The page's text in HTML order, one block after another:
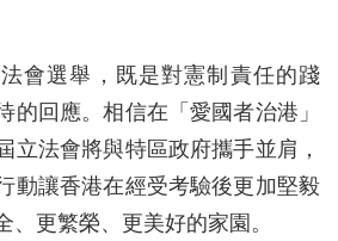
會選舉，既是對憲制責任的踐
的回應。相信在「愛國者治港」
立法會將與特區政府攜手並肩，
動讓香港在經受考驗後更加堅毅
、更繁榮、更美好的家園。